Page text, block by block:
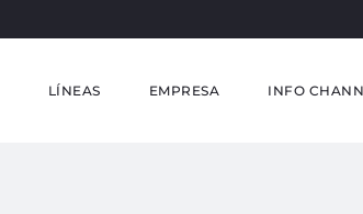
LÍNEAS EMPRESA INFO